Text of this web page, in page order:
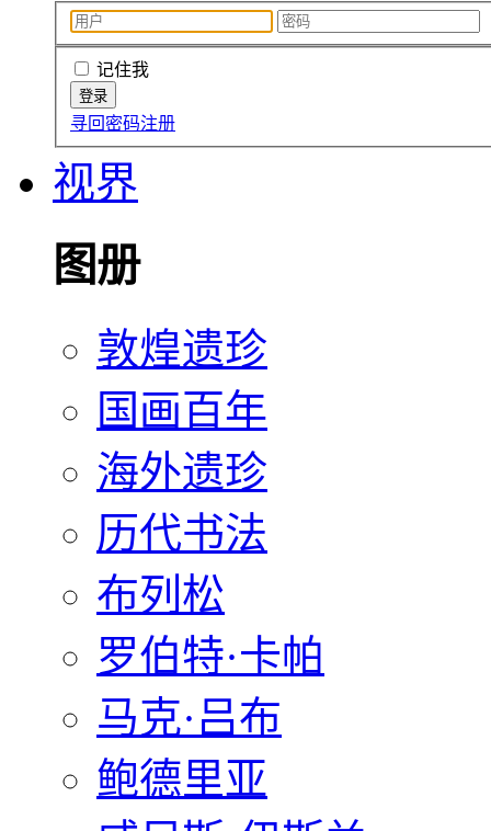
记住我
寻回密码注册
视界
图册
敦煌遗珍
国画百年
海外遗珍
历代书法
布列松
罗伯特·卡帕
马克·吕布
鲍德里亚